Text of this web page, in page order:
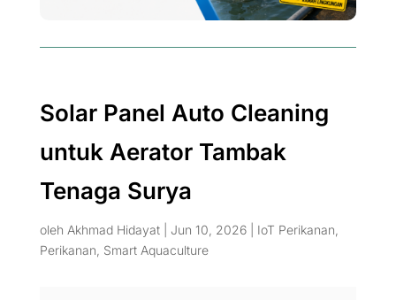
Solar Panel Auto Cleaning
untuk Aerator Tambak
Tenaga Surya
oleh Akhmad Hidayat| Jun 10, 2026| IoT Perikanan
Perikanan Smart Aquaculture